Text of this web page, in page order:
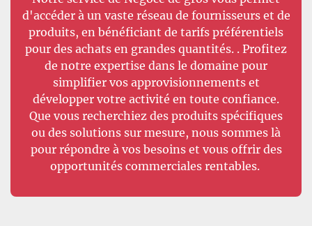
d'accéder à un vaste réseau de fournisseurs et de
produits, en bénéficiant de tarifs préférentiels
pour des achats en grandes quantités. . Profitez
de notre expertise dans le domaine pour
simplifier vos approvisionnements et
développer votre activité en toute confiance.
Que vous recherchiez des produits spécifiques
ou des solutions sur mesure, nous sommes là
pour répondre à vos besoins et vous offrir des
opportunités commerciales rentables.